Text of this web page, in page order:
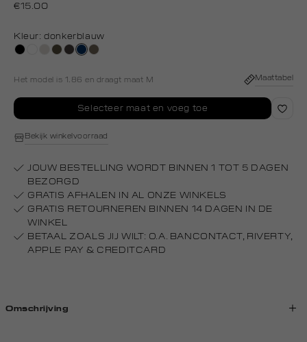
€15.00
Kleur:donkerblauw
zwart
taupe,
donkerkhaki
choco
donkerblauw
lichtbruin
Het model is 1.86 en draagt maat M Maattabel
Selecteer maat en voeg toe
Bekijk winkelvoorraad
JOUW BESTELLING WORDT BINNEN 1 TOT 5 DAGEN
BEZORGD
GRATIS AFHALEN IN AL ONZE WINKELS
GRATIS RETOURNEREN BINNEN 14 DAGEN IN DE
WINKEL
BETAAL ZOALS JIJ WILT: O.A. BANCONTACT, RIVERTY,
APPLE PAY & CREDITCARD
Omschrijving